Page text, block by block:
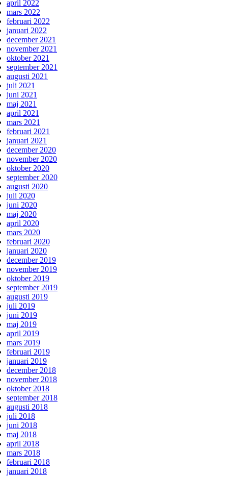
april 2022
mars 2022
februari 2022
januari 2022
december 2021
november 2021
oktober 2021
september 2021
augusti 2021
juli 2021
juni 2021
maj 2021
april 2021
mars 2021
februari 2021
januari 2021
december 2020
november 2020
oktober 2020
september 2020
augusti 2020
juli 2020
juni 2020
maj 2020
april 2020
mars 2020
februari 2020
januari 2020
december 2019
november 2019
oktober 2019
september 2019
augusti 2019
juli 2019
juni 2019
maj 2019
april 2019
mars 2019
februari 2019
januari 2019
december 2018
november 2018
oktober 2018
september 2018
augusti 2018
juli 2018
juni 2018
maj 2018
april 2018
mars 2018
februari 2018
januari 2018